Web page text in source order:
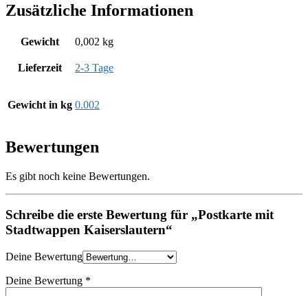
Zusätzliche Informationen
Gewicht 0,002 kg
Lieferzeit 2-3 Tage
Gewicht in kg 0.002
Bewertungen
Es gibt noch keine Bewertungen.
Schreibe die erste Bewertung für „Postkarte mit
Stadtwappen Kaiserslautern“
Deine Bewertung
Deine Bewertung *